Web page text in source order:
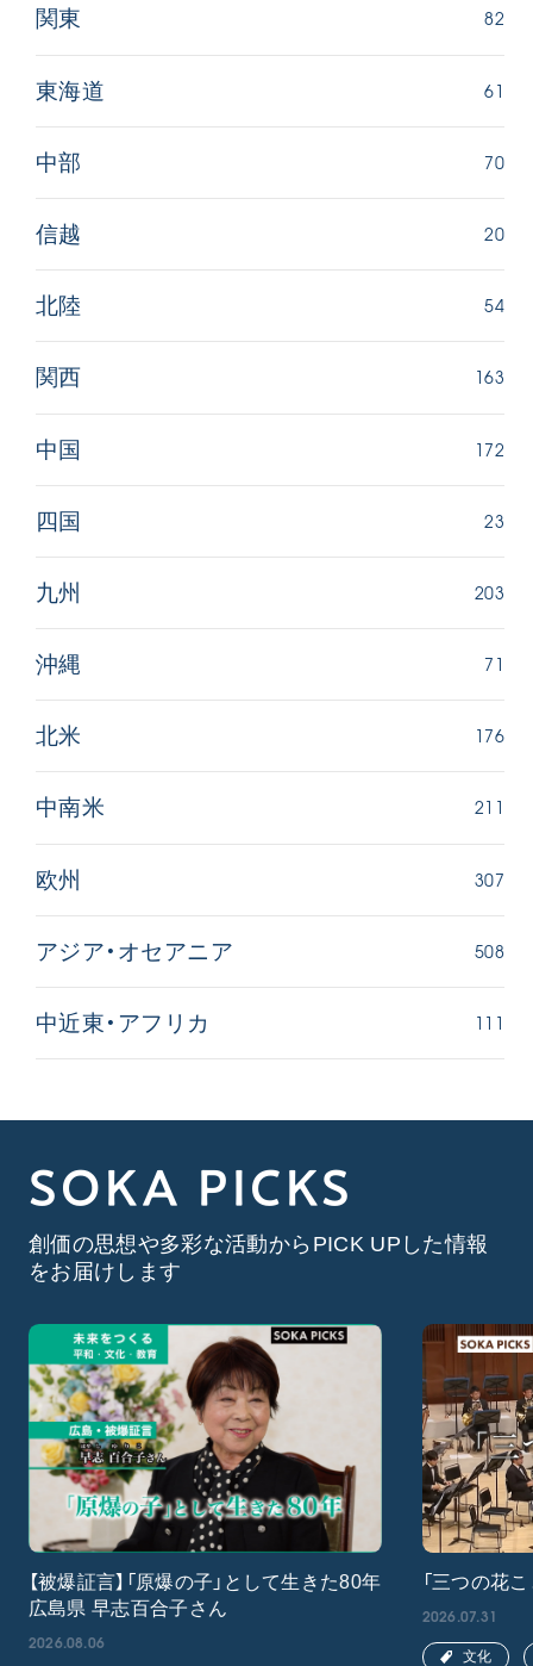
関東 82
東海道 61
中部 70
信越 20
北陸 54
関西 163
中国 172
四国 23
九州 203
沖縄 71
北米 176
中南米 211
欧州 307
アジア・オセアニア 508
中近東・アフリカ 111
SOKA PICKS
創価の思想や多彩な活動からPICK UPした情報
をお届けします
【被爆証言】「原爆の子」として生きた80年
広島県 早志百合子さん
2026.08.06
「三つの花
2026.07.31
文化